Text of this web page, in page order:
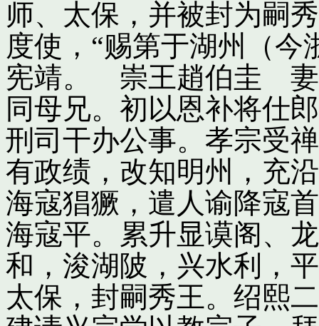
师、太保，并被封为嗣
度使，“赐第于湖州（今
宪靖。 崇王趙伯圭 妻
同母兄。初以恩补将仕
刑司干办公事。孝宗受
有政绩，改知明州，充
海寇猖獗，遣人谕降寇
海寇平。累升显谟阁、
和，浚湖陂，兴水利，
太保，封嗣秀王。绍熙